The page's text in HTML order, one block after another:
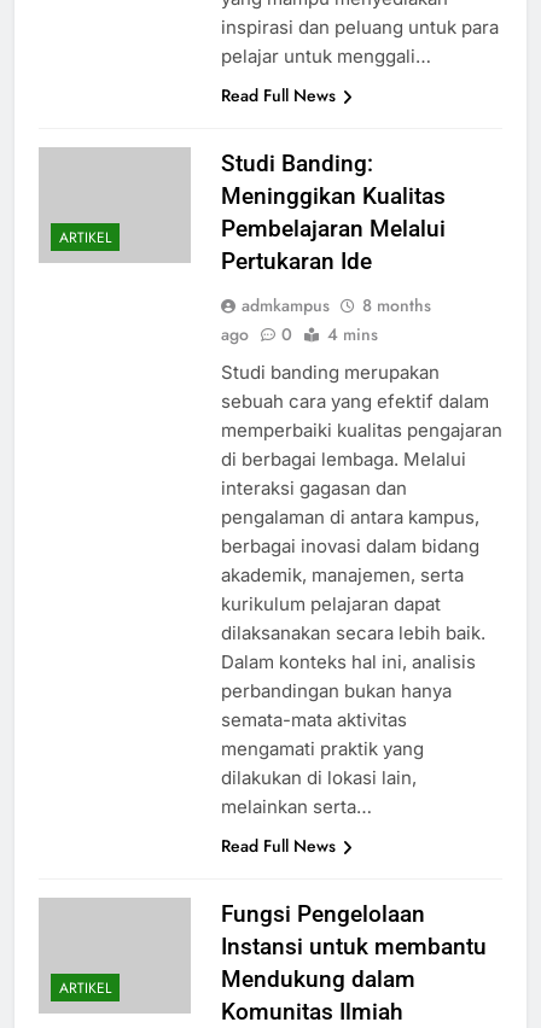
inspirasi dan peluang untuk para
pelajar untuk menggali…
Read Full News
ARTIKEL
Studi Banding:
Meninggikan Kualitas
Pembelajaran Melalui
Pertukaran Ide
admkampus
8 months
ago
0 4 mins
Studi banding merupakan
sebuah cara yang efektif dalam
memperbaiki kualitas pengajaran
di berbagai lembaga. Melalui
interaksi gagasan dan
pengalaman di antara kampus,
berbagai inovasi dalam bidang
akademik, manajemen, serta
kurikulum pelajaran dapat
dilaksanakan secara lebih baik.
Dalam konteks hal ini, analisis
perbandingan bukan hanya
semata-mata aktivitas
mengamati praktik yang
dilakukan di lokasi lain,
melainkan serta…
Read Full News
ARTIKEL
Fungsi Pengelolaan
Instansi untuk membantu
Mendukung dalam
Komunitas Ilmiah